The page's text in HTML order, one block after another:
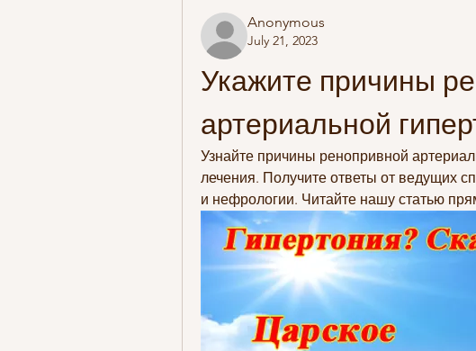
Anonymous
July 21, 2023
Укажите причины
артериальной
Узнайте причины ренопривной
лечения. Получите ответы от ведущих
и нефрологии. Читайте нашу статью